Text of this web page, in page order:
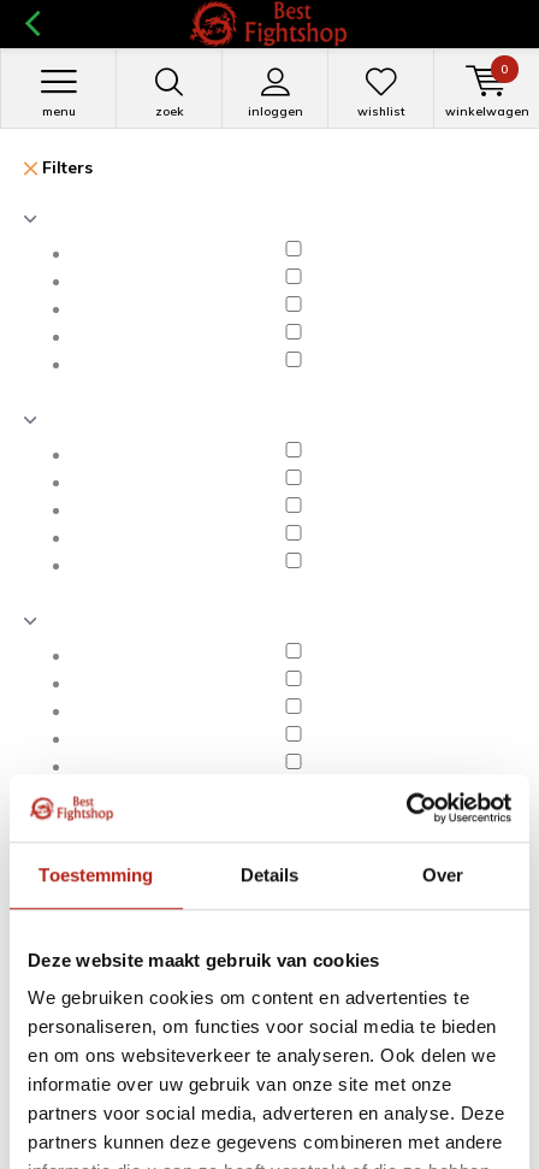
Toestemming Details Over
Deze website maakt gebruik van cookies
We gebruiken cookies om content en advertenties te
personaliseren, om functies voor social media te bieden
en om ons websiteverkeer te analyseren. Ook delen we
informatie over uw gebruik van onze site met onze
partners voor social media, adverteren en analyse. Deze
partners kunnen deze gegevens combineren met andere
zoek inloggen
menu wishlist winkelwagen
0
Filters
Apply filters
Producten getagd met
Aluminium Training
waaier
Producten